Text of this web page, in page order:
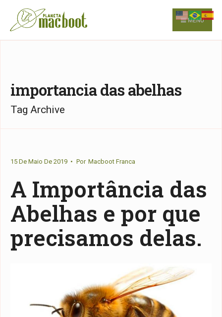
Skip
to
MENU
importancia das abelhas
Tag Archive
15 De Maio De 2019 • Por Macboot Franca
A Importância das
Abelhas e por que
precisamos delas.